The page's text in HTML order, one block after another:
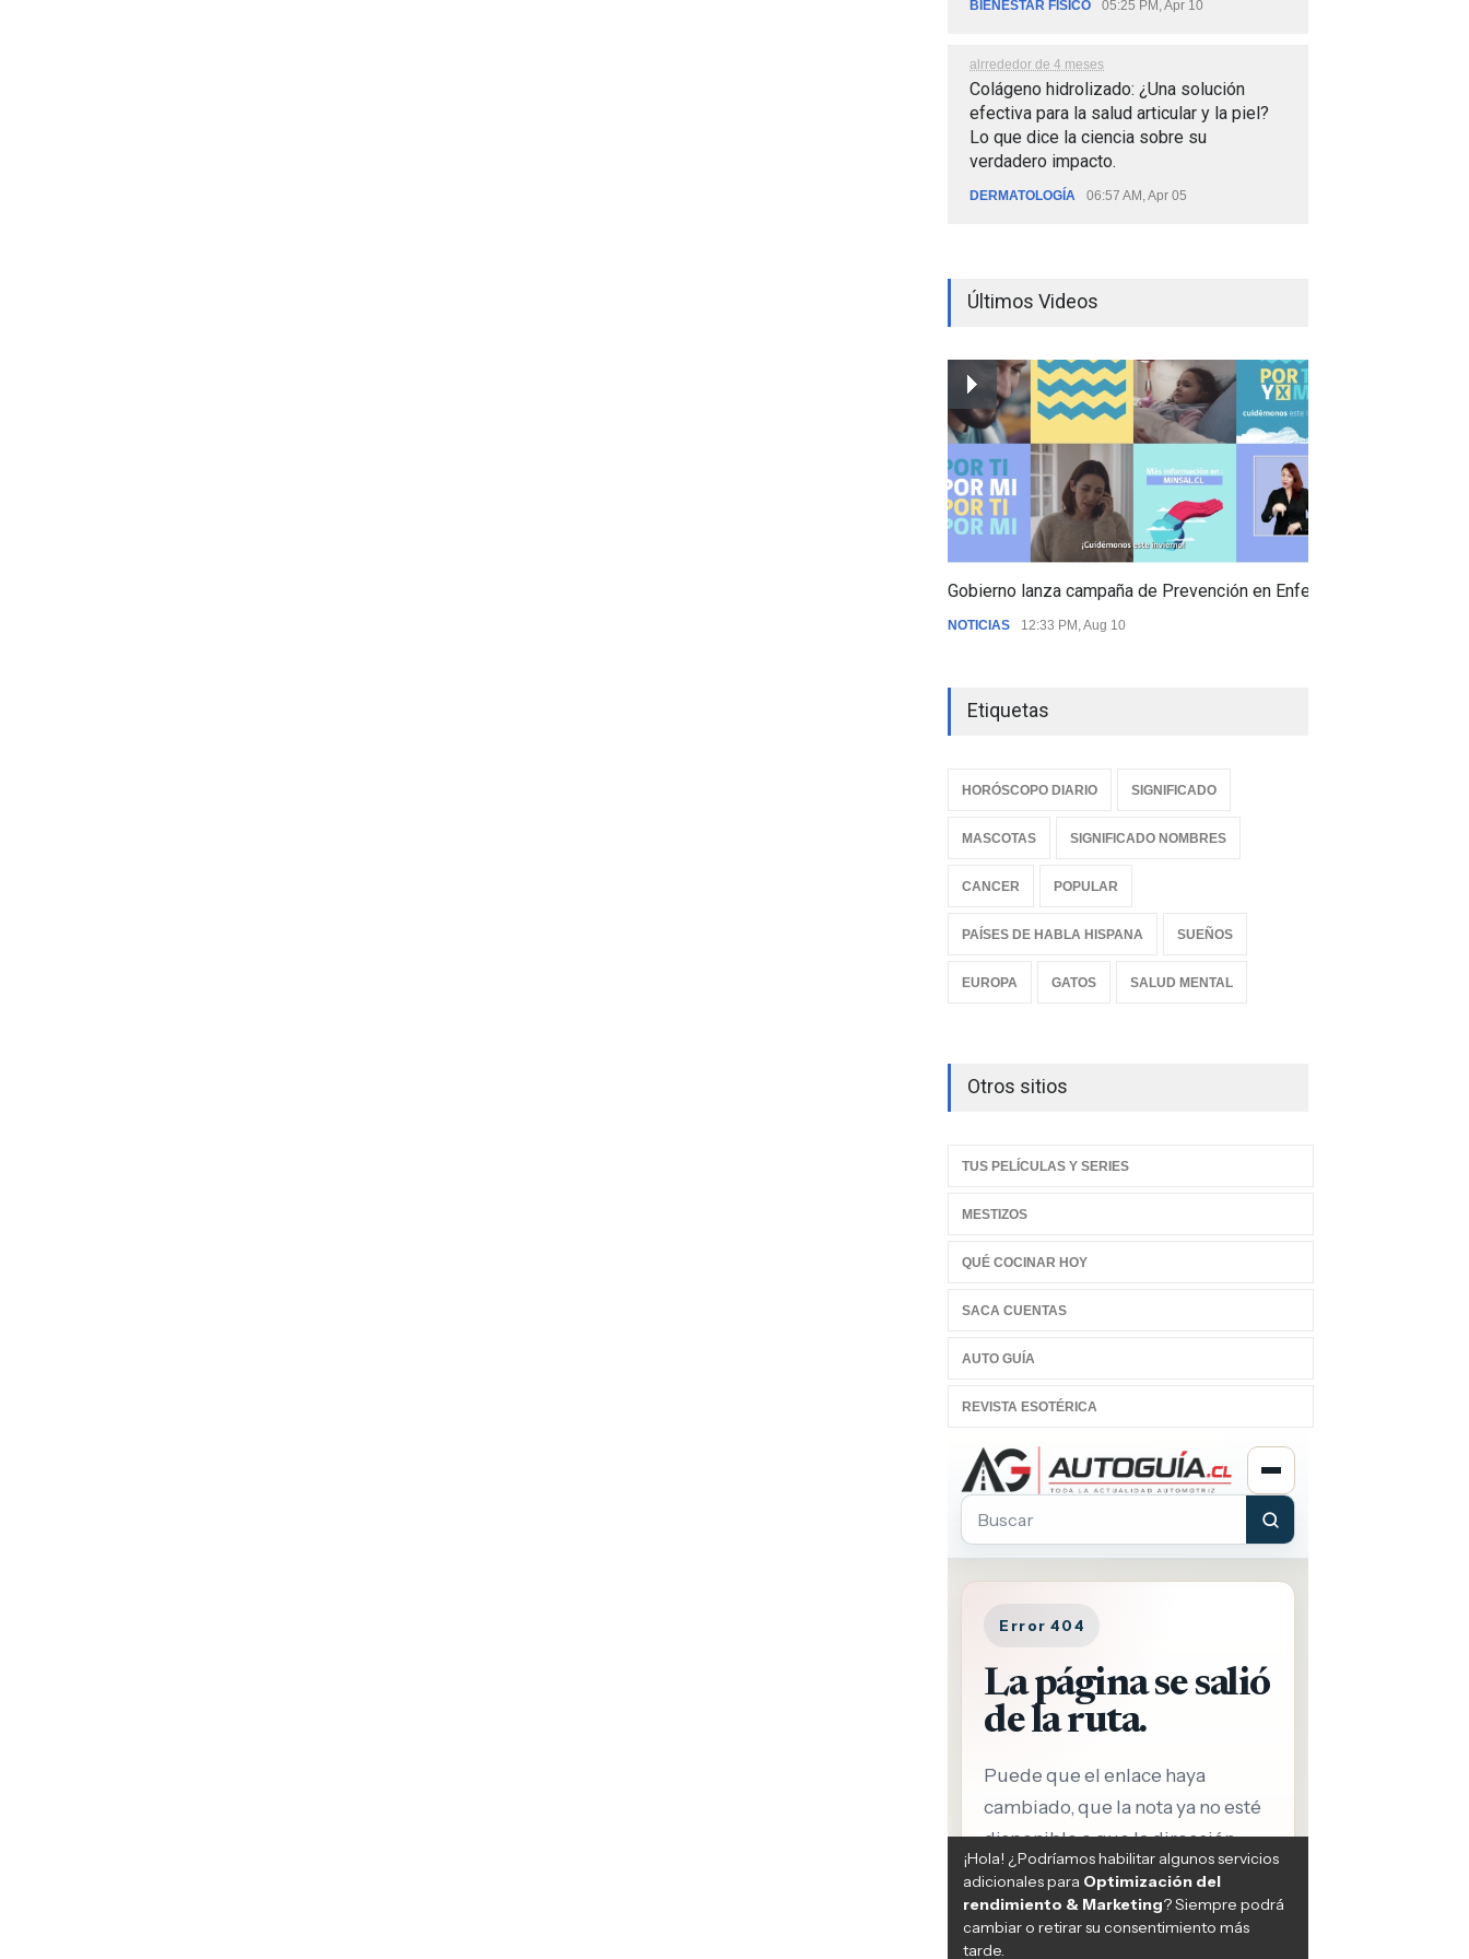
BIENESTAR FÍSICO 05:25 PM, Apr 10
alrrededor de 4 meses
Colágeno hidrolizado: ¿Una solución
efectiva para la salud articular y la piel?
Lo que dice la ciencia sobre su
verdadero impacto.
DERMATOLOGÍA 06:57 AM, Apr 05
Últimos Videos
Gobierno lanza campaña de Prevención en Enfermedades
NOTICIAS 12:33 PM, Aug 10
Etiquetas
HORÓSCOPO DIARIO SIGNIFICADO
MASCOTAS SIGNIFICADO NOMBRES
CANCER POPULAR
PAÍSES DE HABLA HISPANA SUEÑOS
EUROPA GATOS SALUD MENTAL
Otros sitios
TUS PELÍCULAS Y SERIES
MESTIZOS
QUÉ COCINAR HOY
SACA CUENTAS
AUTO GUÍA
REVISTA ESOTÉRICA